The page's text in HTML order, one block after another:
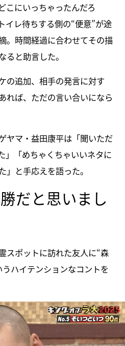
こにいっちゃったんだろ
イレ待ちする側の“便意”が途
。時間経過に合わせてその描
ると助言した。
の追加、相手の発言に対す
れば、ただの言い合いになら
ヤマ・益田康平は「聞いただ
」「めちゃくちゃいいネタに
」と手応えを語った。
だと思いまし
スポットに訪れた友人に“森
ハイテンションなコントを